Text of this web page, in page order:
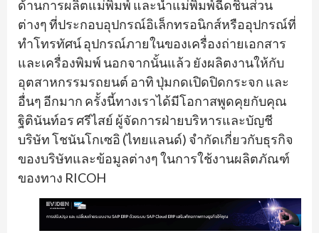
ด้านการผลิตแม่พิมพ์ และนำแม่พิมพ์ฉีดชิ้นส่วน
ต่างๆ ที่ประกอบอุปกรณ์อิเล็กทรอนิกส์หรืออุปกรณ์ที่
ทำโทรทัศน์ อุปกรณ์ภายในของเครื่องถ่ายเอกสาร
และเครื่องพิมพ์ นอกจากนั้นแล้ว ยังผลิตงานให้กับ
อุตสาหกรรมรถยนต์ อาทิ ปุ่มกดเปิดปิดกระจก และ
อื่นๆ อีกมาก ครั้งนี้ทางเราได้มีโอกาสพูดคุยกับคุณ
ฐิตินันท์อร ศรีไสย์ ผู้จัดการฝ่ายบริหารและบัญชี
บริษัท โชนันโกเซอิ (ไทยแลนด์) จำกัดเกี่ยวกับธุรกิจ
ของบริษัทและข้อมูลต่างๆ ในการใช้งานผลิตภัณฑ์
ของทาง RICOH